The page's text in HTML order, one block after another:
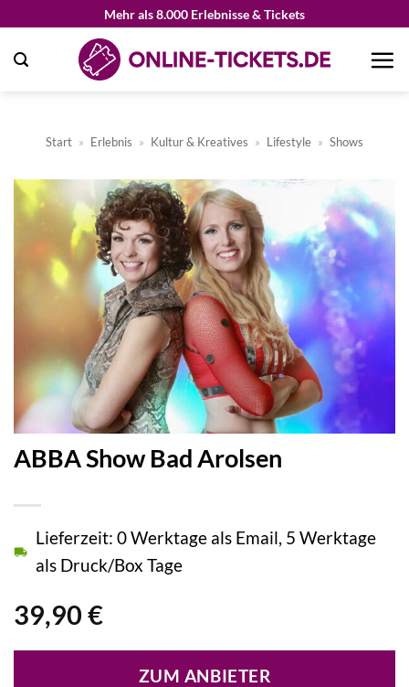
springen
Mehr als 8.000 Erlebnisse & Tickets
Start » Erlebnis » Kultur & Kreatives » Lifestyle » Shows
ABBA Show Bad Arolsen
39,90 €
Lieferzeit: 0 Werktage als Email, 5 Werktage
als Druck/Box Tage
ZUM ANBIETER